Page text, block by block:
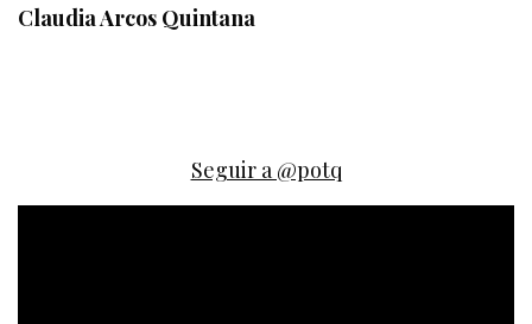
Claudia Arcos Quintana
Seguir a @potq